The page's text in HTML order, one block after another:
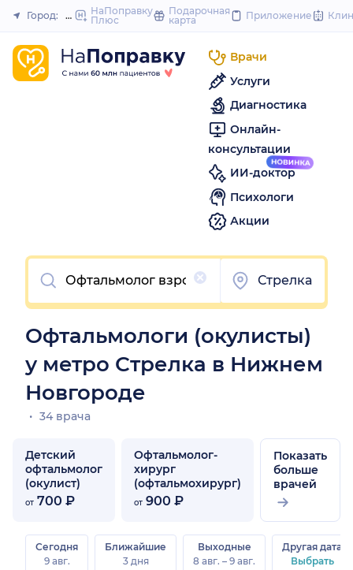
to
Закрыть
Город: Нижний Новгород
НаПоправку
Плюс
Подарочная
карта
Приложение
Врачи
Услуги
Диагностика
Онлайн-
консультации
ИИ-доктор
Психологи
Акции
Очистить
Стрелка
Офтальмологи (окулисты)
у метро Стрелка в Нижнем
Новгороде
34 врача
Детский
офтальмолог
(окулист)
от 700 ₽
Офтальмолог-
хирург
(офтальмохирург)
от 900 ₽
Показать
больше
врачей
Сегодня
9 авг.
Ближайшие
3 дня
Выходные
8 авг. – 9 авг.
Другая дата
Выбрать